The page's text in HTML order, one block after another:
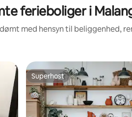
ferieboliger i
med hensyn til beliggenhed,
Superhost
Superhost